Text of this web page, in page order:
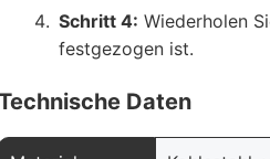
Schritt 4: Wiederholen
festgezogen ist.
Daten